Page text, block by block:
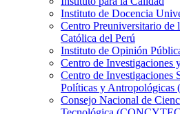
Instituto de Docencia
Centro Preuniversitario
Católica del Perú
Instituto de Opinión
Centro de Investigaciones
Centro de Investigaciones
Políticas y Antropológicas
Consejo Nacional de